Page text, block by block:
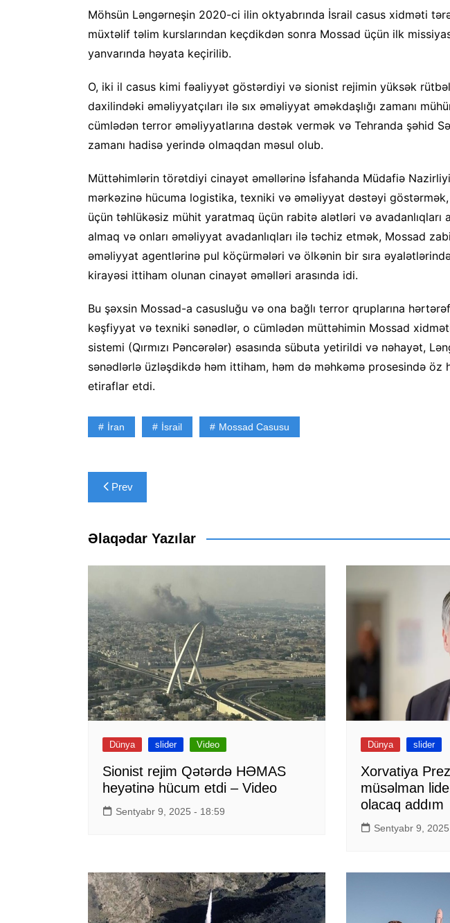
Möhsün Ləngərneşin 2020-ci ilin oktyabrında İsrail casus xidməti
müxtəlif təlim kurslarından keçdikdən sonra Mossad üçün ilk
yanvarında həyata keçirilib.
O, iki il casus kimi fəaliyyət göstərdiyi və sionist rejimin yüksək
daxilindəki əməliyyatçıları ilə sıx əməliyyat əməkdaşlığı zamanı
cümlədən terror əməliyyatlarına dəstək vermək və Tehranda şəhid
zamanı hadisə yerində olmaqdan məsul olub.
Müttəhimlərin törətdiyi cinayət əməllərinə İsfahanda Müdafiə
mərkəzinə hücuma logistika, texniki və əməliyyat dəstəyi
üçün təhlükəsiz mühit yaratmaq üçün rabitə alətləri və avadanlıqları
almaq və onları əməliyyat avadanlıqları ilə təchiz etmək, Mossad
əməliyyat agentlərinə pul köçürmələri və ölkənin bir sıra
kirayəsi ittiham olunan cinayət əməlləri arasında idi.
Bu şəxsin Mossad-a casusluğu və ona bağlı terror qruplarına
kəşfiyyat və texniki sənədlər, o cümlədən müttəhimin Mossad
sistemi (Qırmızı Pəncərələr) əsasında sübuta yetirildi və nəhayət,
sənədlərlə üzləşdikdə həm ittiham, həm də məhkəmə prosesində öz
etiraflar etdi.
İran İsrail Mossad Casusu
Yazı
naviqasiyası
Prev
Əlaqədar Yazılar
Dünya slider Video
Sionist rejim Qətərdə HƏMAS
heyətinə hücum etdi – Video
Sentyabr 9, 2025 - 18:59
Dünya slider
Xorvatiya
müsəlman
olacaq addım
Sentyabr 9,